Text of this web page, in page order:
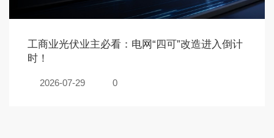
工商业光伏业主必看：电网“四可”改造进入倒计
时！
2026-07-29 0